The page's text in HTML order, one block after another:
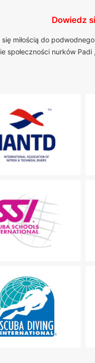
Dowiedz
miłością do
społeczności nurków